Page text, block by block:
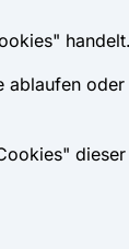
handelt.
ablaufen
dieser